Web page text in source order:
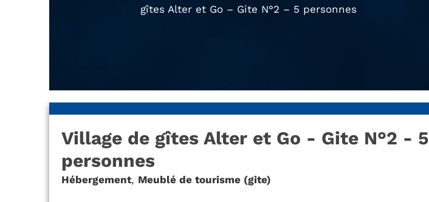
gîtes Alter et Go – Gite N°2 – 5 personnes
Village de gîtes Alter et Go - Gite N°2 - 5
personnes
Hébergement, Meublé de tourisme (gite)